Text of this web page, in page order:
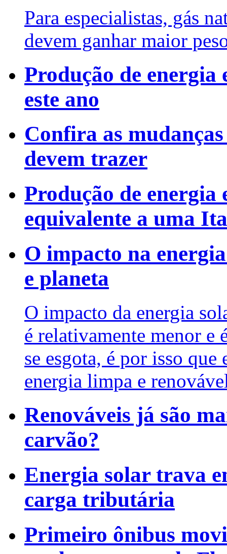
Para especialistas, gás
devem ganhar maior
Produção de energia
este ano
Confira as
devem trazer
Produção de energia
equivalente a uma
O impacto na
e planeta
O impacto da energia
é relativamente menor e
se esgota, é por isso
energia limpa e
Renováveis já são
carvão?
Energia solar trava
carga tributária
Primeiro ônibus